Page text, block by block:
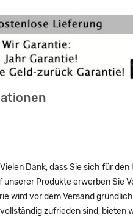
Dank, dass Sie sich für
Produkte erwerben Sie
wird vor dem Versand
zufrieden sind,